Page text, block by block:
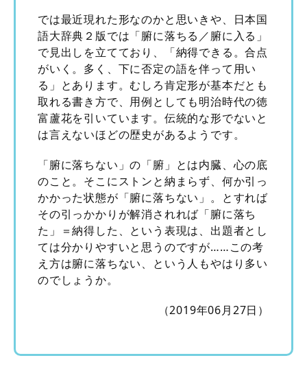
では最近現れた形なのかと思いきや、日本国
語大辞典２版では「腑に落ちる／腑に入る」
で見出しを立てており、「納得できる。合点
がいく。多く、下に否定の語を伴って用い
る」とあります。むしろ肯定形が基本だとも
取れる書き方で、用例としても明治時代の徳
富蘆花を引いています。伝統的な形でないと
は言えないほどの歴史があるようです。
「腑に落ちない」の「腑」とは内臓、心の底
のこと。そこにストンと納まらず、何か引っ
かかった状態が「腑に落ちない」。とすれば
その引っかかりが解消されれば「腑に落ち
た」＝納得した、という表現は、出題者とし
ては分かりやすいと思うのですが……この考
え方は腑に落ちない、という人もやはり多い
のでしょうか。
（2019年06月27日）